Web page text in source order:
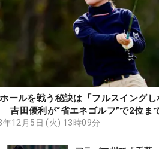
ールを戦う秘訣は「フルスイングし
吉田優利が“省エネゴルフ”で2位ま
年12月5日 (火) 13時09分